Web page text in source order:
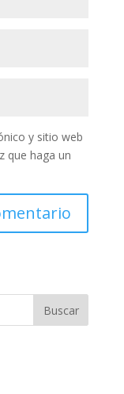
y sitio web
que haga un